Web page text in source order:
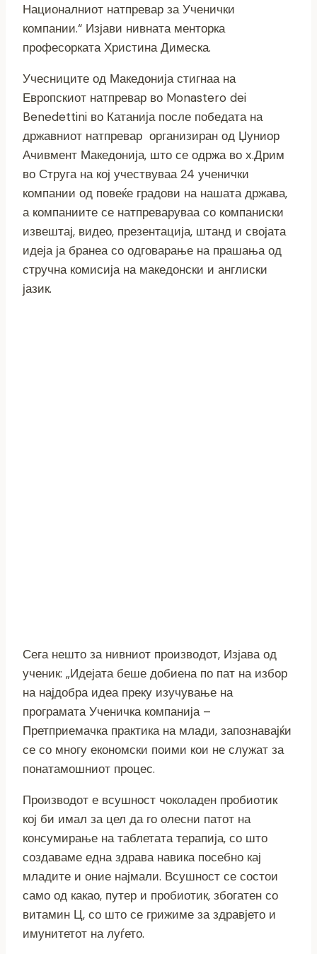
Националниот натпревар за Ученички
компании.“ Изјави нивната менторка
професорката Христина Димеска.
Учесниците од Македонија стигнаа на
Европскиот натпревар во Monastero dei
Benedettini во Катанија после победата на
државниот натпревар организиран од Џуниор
Ачивмент Македонија, што се одржа во х.Дрим
во Струга на кој учествуваа 24 ученички
компании од повеќе градови на нашата држава,
а компаниите се натпреваруваа со компаниски
извештај, видео, презентација, штанд и својата
идеја ја бранеа со одговарање на прашања од
стручна комисија на македонски и англиски
јазик.
Сега нешто за нивниот производот, Изјава од
ученик: „Идејата беше добиена по пат на избор
на најдобра идеа преку изучување на
програмата Ученичка компанија –
Претприемачка практика на млади, запознавајќи
се со многу економски поими кои не служат за
понатамошниот процес.
Производот е всушност чоколаден пробиотик
кој би имал за цел да го олесни патот на
консумирање на таблетата терапија, со што
создаваме една здрава навика посебно кај
младите и оние најмали. Всушност се состои
само од какао, путер и пробиотик, збогатен со
витамин Ц, со што се грижиме за здравјето и
имунитетот на луѓето.